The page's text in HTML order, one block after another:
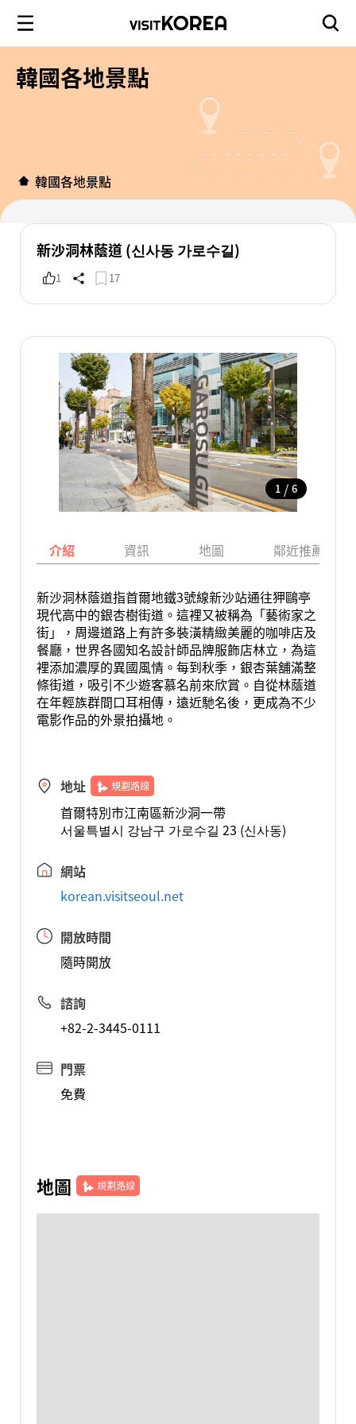
韓國各地景點
韓國各地景點
新沙洞林蔭道 (신사동 가로수길)
1 17
1 / 6
介紹 資訊 地圖 鄰近推薦景點
新沙洞林蔭道指首爾地鐵3號線新沙站通往狎鷗亭
現代高中的銀杏樹街道。這裡又被稱為「藝術家之
街」，周邊道路上有許多裝潢精緻美麗的咖啡店及
餐廳，世界各國知名設計師品牌服飾店林立，為這
裡添加濃厚的異國風情。每到秋季，銀杏葉舖滿整
條街道，吸引不少遊客慕名前來欣賞。自從林蔭道
在年輕族群間口耳相傳，遠近馳名後，更成為不少
電影作品的外景拍攝地。
地址 規劃路線
首爾特別市江南區新沙洞一帶
서울특별시 강남구 가로수길 23 (신사동)
網站
korean.visitseoul.net
開放時間
隨時開放
諮詢
+82-2-3445-0111
門票
免費
地圖 規劃路線